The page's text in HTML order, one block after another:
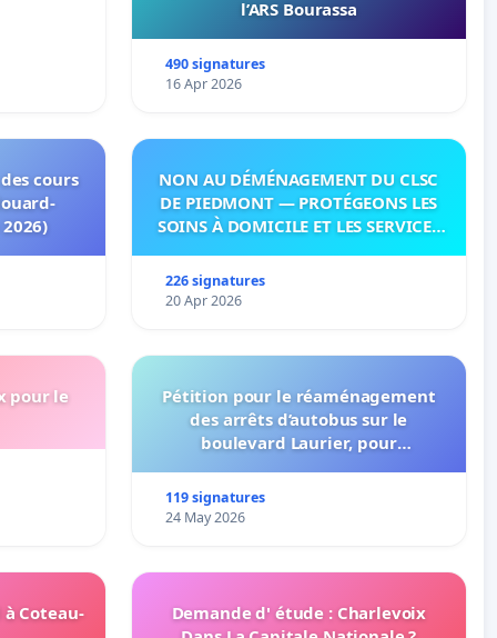
l’ARS Bourassa
490 signatures
16 Apr 2026
cours
NON AU DÉMÉNAGEMENT DU CLSC
DE PIEDMONT — PROTÉGEONS LES
SOINS À DOMICILE ET LES SERVICES
226 signatures
20 Apr 2026
pour le
Pétition pour le réaménagement
des arrêts d’autobus sur le
boulevard Laurier, pour
connexion 805-802 à établir
119 signatures
24 May 2026
Coteau-
Demande d' étude : Charlevoix